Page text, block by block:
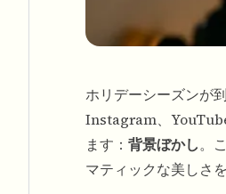
ホリデーシーズンが
Instagram、
ます： 背景ぼかし。
マティックな美しさ